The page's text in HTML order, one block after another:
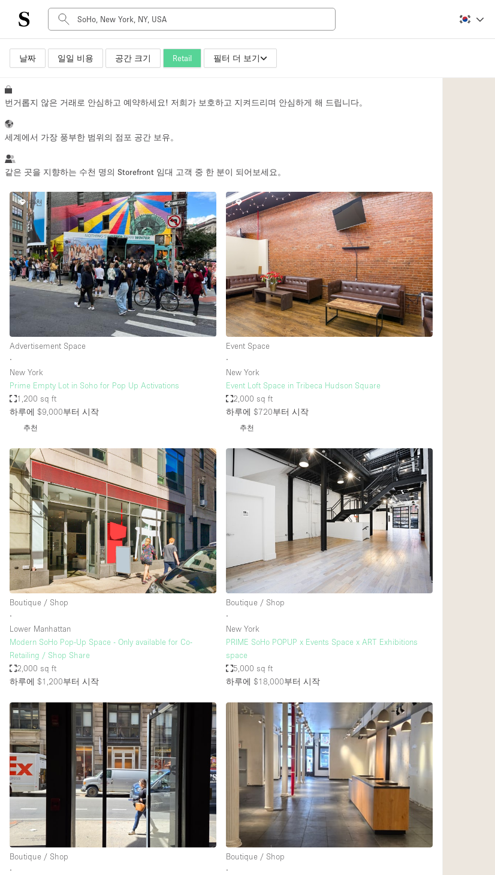
날짜 일일 비용 공간 크기 Retail 필터 더 보기
공간 유형 Advertisement Space
Boat
Event Space
Mall Shop
Meeting Space
Other
Restaurant / Bar / Cafe
Salon
Stall / Market Stall
Unique Space
Air Conditioning
Electricity
Fitting Rooms
Garden
Ground Floor
Haussmann Style
Industrial
Kitchen
Sound & Video Equipment
Stock Room
Stunning View
Toilets
Whitebox / Minimal
층 / 접근성: 지하층
번거롭지 않은 거래로 안심하고 예약하세요! 저희가 보호하고 지켜드리며 안심하게 해 드립니다。
세계에서 가장 풍부한 범위의 점포 공간 보유。
같은 곳을 지향하는 수천 명의 Storefront 임대 고객 중 한 분이 되어보세요。
추천
Advertisement Space
∙
New York
Prime Empty Lot in Soho for Pop Up Activations
1,200 sq ft
하루에 $9,000부터 시작
추천
추천
Event Space
∙
New York
Event Loft Space in Tribeca Hudson Square
2,000 sq ft
하루에 $720부터 시작
추천
Boutique / Shop
∙
Lower Manhattan
Modern SoHo Pop-Up Space - Only available for Co-
Retailing / Shop Share
2,000 sq ft
하루에 $1,200부터 시작
Boutique / Shop
∙
New York
PRIME SoHo POPUP x Events Space x ART Exhibitions
space
5,000 sq ft
하루에 $18,000부터 시작
Boutique / Shop
∙
Boutique / Shop
∙